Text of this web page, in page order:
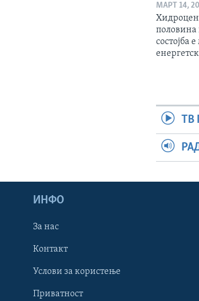
Learning English
МАРТ 14,
половина
состојба
ТВ
ИНФО
За нас
Контакт
Услови за користење
Приватност